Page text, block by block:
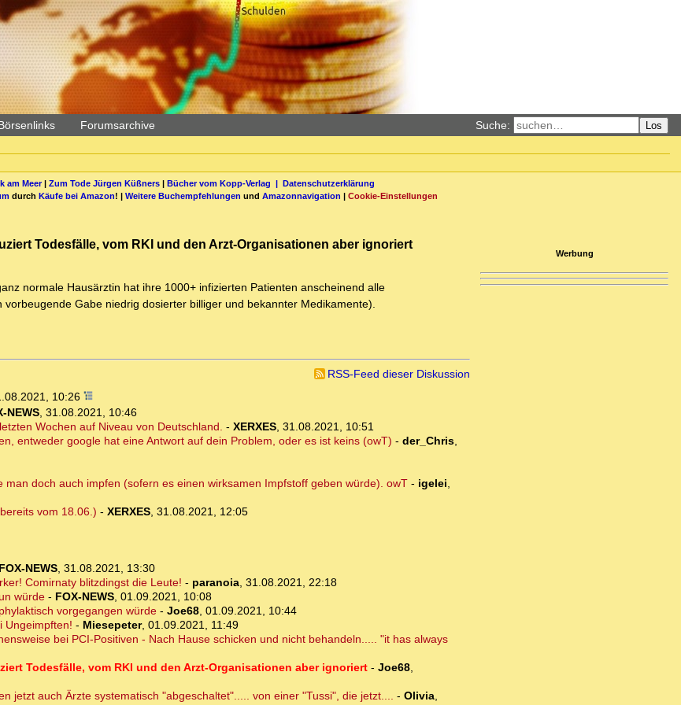
Forumsarchive Suche: Los
am Meer| Zum Tode Jürgen Küßners| Bücher vom Kopp-Verlag | Datenschutzerklärung
durch Käufe bei Amazon! | Weitere Buchempfehlungen und Amazonnavigation | Cookie-Einstellungen
Todesfälle, vom RKI und den Arzt-Organisationen aber ignoriert
normale Hausärztin hat ihre 1000+ infizierten Patienten anscheinend alle
Gabe niedrig dosierter billiger und bekannter Medikamente).
RSS-Feed dieser Diskussion
10:26
NEWS, 31.08.2021, 10:46
Wochen auf Niveau von Deutschland. - XERXES, 31.08.2021, 10:51
entweder google hat eine Antwort auf dein Problem, oder es ist keins (owT) - der_Chris,
doch auch impfen (sofern es einen wirksamen Impfstoff geben würde). owT- igelei,
vom 18.06.) - XERXES, 31.08.2021, 12:05
FOX-NEWS, 31.08.2021, 13:30
Comirnaty blitzdingst die Leute! - paranoia, 31.08.2021, 22:18
würde- FOX-NEWS, 01.09.2021, 10:08
vorgegangen würde- Joe68, 01.09.2021, 10:44
Ungeimpften! - Miesepeter, 01.09.2021, 11:49
bei PCI-Positiven - Nach Hause schicken und nicht behandeln..... "it has always
Todesfälle, vom RKI und den Arzt-Organisationen aber ignoriert- Joe68,
jetzt auch Ärzte systematisch "abgeschaltet"..... von einer "Tussi", die jetzt.... - Olivia,
Werbung